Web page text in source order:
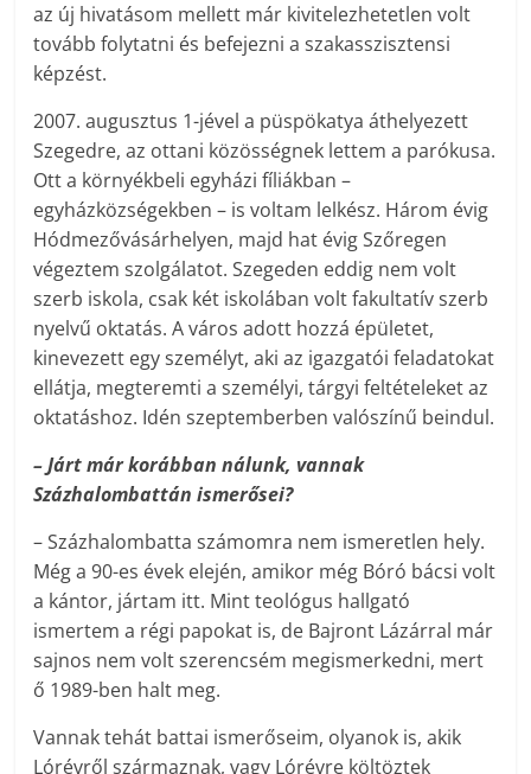
az új hivatásom mellett már kivitelezhetetlen volt
tovább folytatni és befejezni a szakasszisztensi
képzést.
2007. augusztus 1-jével a püspökatya áthelyezett
Szegedre, az ottani közösségnek lettem a parókusa.
Ott a környékbeli egyházi fíliákban –
egyházközségekben – is voltam lelkész. Három évig
Hódmezővásárhelyen, majd hat évig Szőregen
végeztem szolgálatot. Szegeden eddig nem volt
szerb iskola, csak két iskolában volt fakultatív szerb
nyelvű oktatás. A város adott hozzá épületet,
kinevezett egy személyt, aki az igazgatói feladatokat
ellátja, megteremti a személyi, tárgyi feltételeket az
oktatáshoz. Idén szeptemberben valószínű beindul.
– Járt már korábban nálunk, vannak
Százhalombattán ismerősei?
– Százhalombatta számomra nem ismeretlen hely.
Még a 90-es évek elején, amikor még Bóró bácsi volt
a kántor, jártam itt. Mint teológus hallgató
ismertem a régi papokat is, de Bajront Lázárral már
sajnos nem volt szerencsém megismerkedni, mert
ő 1989-ben halt meg.
Vannak tehát battai ismerőseim, olyanok is, akik
Lórévről származnak, vagy Lórévre költöztek